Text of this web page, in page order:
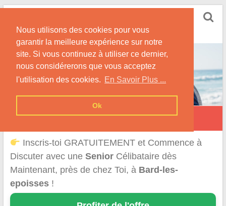
Nous utilisons des cookies pour vous
garantir la meilleure expérience sur notre
site. Si vous continuez à utiliser ce dernier,
nous considérerons que vous acceptez
l'utilisation des cookies. En Savoir Plus ...
Ok
Skip
content
Conseils & Infos pour la Rencontre d'une Senior
Bard-lès-Époisses
Inscris-toi GRATUITEMENT et Commence à
Discuter avec une SeniorCélibataire dès
Maintenant, près de chez Toi, à Bard-les-
epoisses!